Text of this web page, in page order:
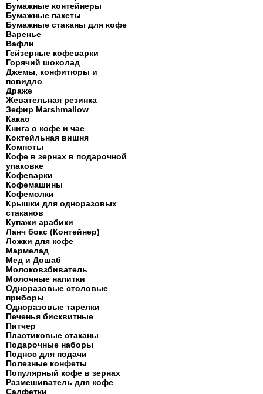
Бумажные контейнеры
Бумажные пакеты
Бумажные стаканы для кофе
Варенье
Вафли
Гейзерные кофеварки
Горячий шоколад
Джемы, конфитюры и
повидло
Драже
Жевательная резинка
Зефир Marshmallow
Какао
Книга о кофе и чае
Коктейльная вишня
Компоты
Кофе в зернах в подарочной
упаковке
Кофеварки
Кофемашины
Кофемолки
Крышки для одноразовых
стаканов
Купажи арабики
Ланч бокс (Контейнер)
Ложки для кофе
Мармелад
Мед и Дошаб
Молоковзбиватель
Молочные напитки
Одноразовые столовые
приборы
Одноразовые тарелки
Печенья бисквитные
Питчер
Пластиковые стаканы
Подарочные наборы
Поднос для подачи
Полезные конфеты
Популярный кофе в зернах
Размешиватель для кофе
Салфетки